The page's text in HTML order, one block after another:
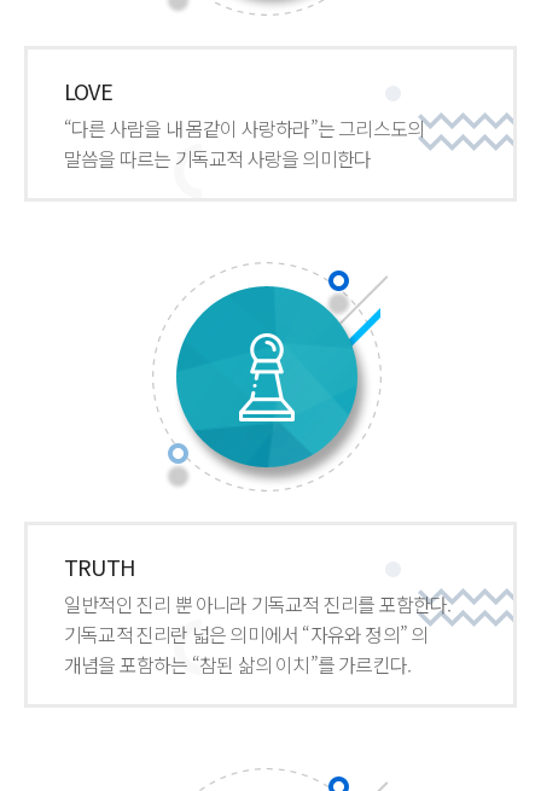
LOVE
“다른 사람을 내 몸같이 사랑하라”는 그리스도의
말씀을 따르는 기독교적 사랑을 의미한다
TRUTH
일반적인 진리 뿐 아니라 기독교적 진리를 포함한다.
기독교적 진리란 넓은 의미에서 “자유와 정의” 의
개념을 포함하는 “참된 삶의 이치”를 가르킨다.